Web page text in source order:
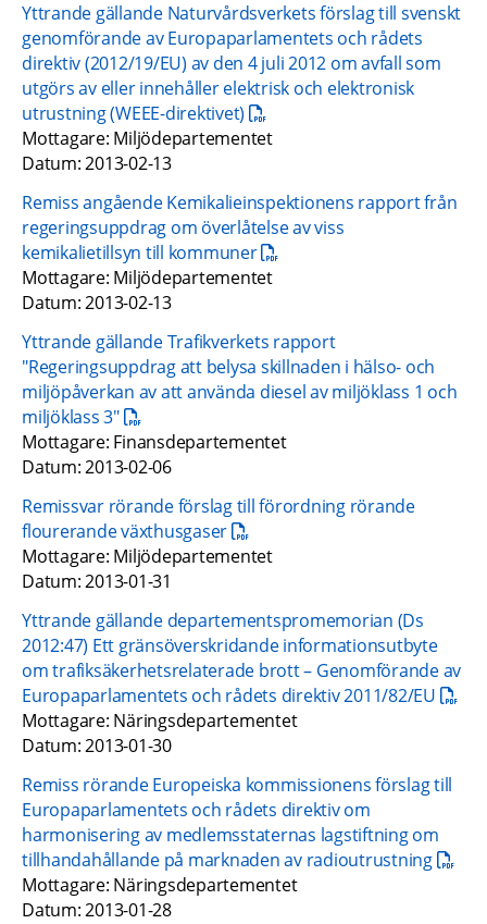
Yttrande gällande Naturvårdsverkets förslag till svenskt
genomförande av Europaparlamentets och rådets
direktiv (2012/19/EU) av den 4 juli 2012 om avfall som
utgörs av eller innehåller elektrisk och elektronisk
utrustning (WEEE-direktivet) pdf, 173.7 kB.
Mottagare: Miljödepartementet
Datum: 2013-02-13
Remiss angående Kemikalieinspektionens rapport från
regeringsuppdrag om överlåtelse av viss
kemikalietillsyn till kommunerpdf, 901.7 kB.
Mottagare: Miljödepartementet
Datum: 2013-02-13
Yttrande gällande Trafikverkets rapport
"Regeringsuppdrag att belysa skillnaden i hälso- och
miljöpåverkan av att använda diesel av miljöklass 1 och
miljöklass 3"pdf, 338.5 kB.
Mottagare: Finansdepartementet
Datum: 2013-02-06
Remissvar rörande förslag till förordning rörande
flourerande växthusgaserpdf, 119.7 kB.
Mottagare: Miljödepartementet
Datum: 2013-01-31
Yttrande gällande departementspromemorian (Ds
2012:47) Ett gränsöverskridande informationsutbyte
om trafiksäkerhetsrelaterade brott – Genomförande av
Europaparlamentets och rådets direktiv 2011/82/EUpdf,
Mottagare: Näringsdepartementet
Datum: 2013-01-30
Remiss rörande Europeiska kommissionens förslag till
Europaparlamentets och rådets direktiv om
harmonisering av medlemsstaternas lagstiftning om
tillhandahållande på marknaden av radioutrustningpdf,
Mottagare: Näringsdepartementet
Datum: 2013-01-28